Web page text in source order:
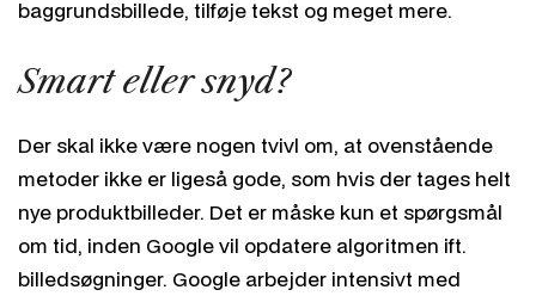
baggrundsbillede, tilføje tekst og meget mere.
Smart eller snyd?
Der skal ikke være nogen tvivl om, at ovenstående
metoder ikke er ligeså gode, som hvis der tages helt
nye produktbilleder. Det er måske kun et spørgsmål
om tid, inden Google vil opdatere algoritmen ift.
billedsøgninger. Google arbejder intensivt med